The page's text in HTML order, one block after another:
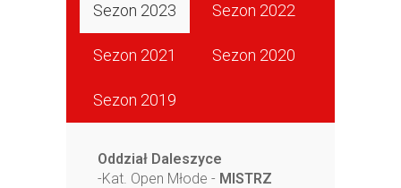
Sezon 2023 Sezon 2022
Sezon 2021 Sezon 2020
Sezon 2019
Oddział Daleszyce
-Kat. Open Młode - MISTRZ